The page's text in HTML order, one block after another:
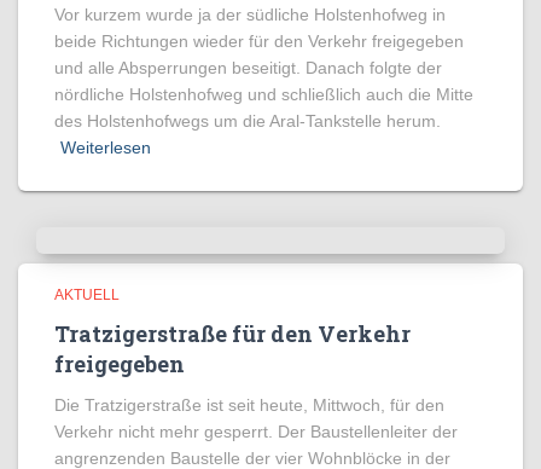
Vor kurzem wurde ja der südliche Holstenhofweg in
beide Richtungen wieder für den Verkehr freigegeben
und alle Absperrungen beseitigt. Danach folgte der
nördliche Holstenhofweg und schließlich auch die Mitte
des Holstenhofwegs um die Aral-Tankstelle herum.
Weiterlesen
AKTUELL
Tratzigerstraße für den Verkehr
freigegeben
Die Tratzigerstraße ist seit heute, Mittwoch, für den
Verkehr nicht mehr gesperrt. Der Baustellenleiter der
angrenzenden Baustelle der vier Wohnblöcke in der